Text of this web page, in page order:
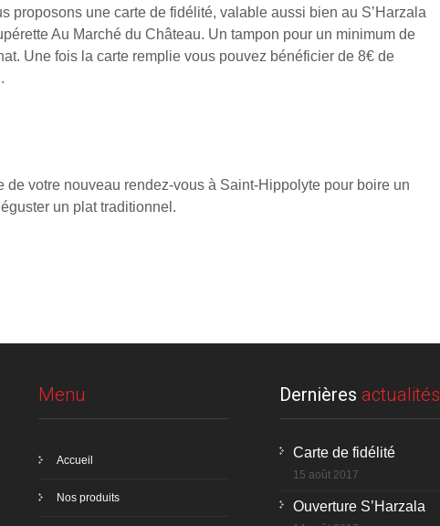
proposons une carte de fidélité, valable aussi bien au S’Harzala
Au Marché du Château. Un tampon pour un minimum de
Une fois la carte remplie vous pouvez bénéficier de 8€ de
de votre nouveau rendez-vous à Saint-Hippolyte pour boire un
un plat traditionnel.
Menu
Accueil
Nos produits
Dernières actualités
Carte de fidélité
15 août 2017
Ouverture S’Harzala